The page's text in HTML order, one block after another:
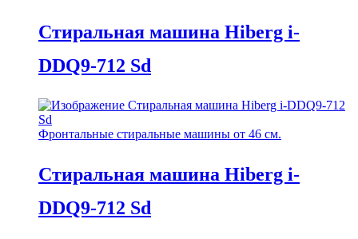
Стиральная машина Hiberg i-
DDQ9-712 Sd
Фронтальные стиральные машины от 46 см.
Стиральная машина Hiberg i-
DDQ9-712 Sd